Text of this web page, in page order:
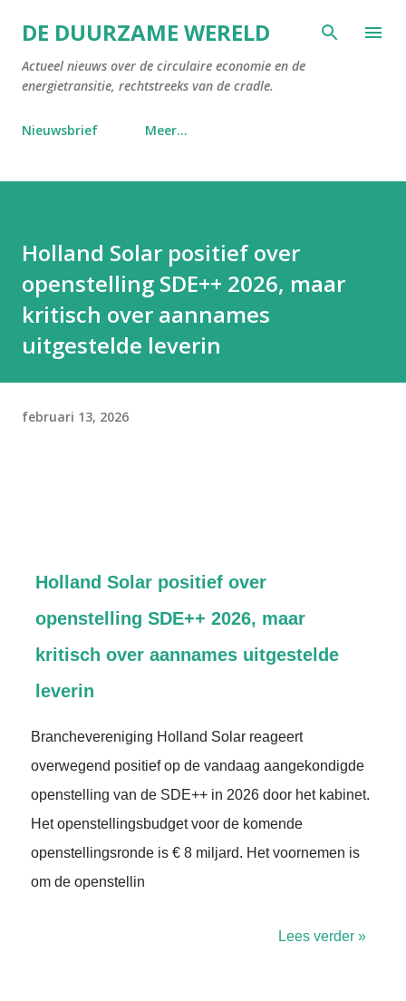
Doorgaan naar hoofdcontent
DE DUURZAME WERELD
Actueel nieuws over de circulaire economie en de
energietransitie, rechtstreeks van de cradle.
Nieuwsbrief Meer…
Holland Solar positief over
openstelling SDE++ 2026, maar
kritisch over aannames
uitgestelde leverin
februari 13, 2026
Holland Solar positief over
openstelling SDE++ 2026, maar
kritisch over aannames uitgestelde
leverin
Branchevereniging Holland Solar reageert
overwegend positief op de vandaag aangekondigde
openstelling van de SDE++ in 2026 door het kabinet.
Het openstellingsbudget voor de komende
openstellingsronde is € 8 miljard. Het voornemen is
om de openstellin
Lees verder »